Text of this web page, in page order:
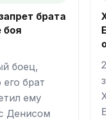
брата
боя
боец,
его брат
ему
Денисом